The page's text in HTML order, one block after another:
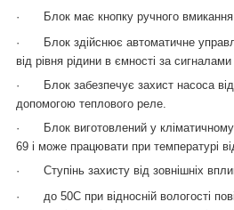
·
Блок має кнопку ручного вмикання
·
Блок здійснює автоматичне
від рівня рідини в ємності за сигналами
·
Блок забезпечує захист насоса
допомогою теплового реле.
·
Блок виготовлений у
69 і може працювати при температурі
·
Ступінь захисту від зовнішніх
·
до 50C при відносній вологості